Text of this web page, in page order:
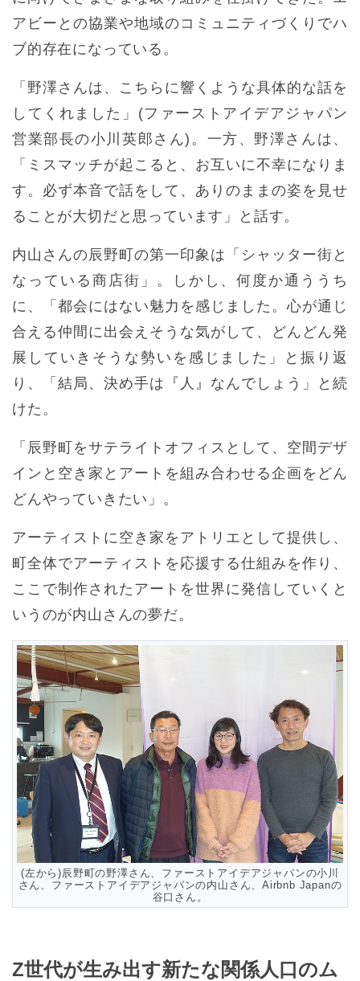
アビーとの協業や地域のコミュニティづくりでハ
ブ的存在になっている。
「野澤さんは、こちらに響くような具体的な話を
してくれました」(ファーストアイデアジャパン
営業部長の小川英郎さん)。一方、野澤さんは、
「ミスマッチが起こると、お互いに不幸になりま
す。必ず本音で話をして、ありのままの姿を見せ
ることが大切だと思っています」と話す。
内山さんの辰野町の第一印象は「シャッター街と
なっている商店街」。しかし、何度か通ううち
に、「都会にはない魅力を感じました。心が通じ
合える仲間に出会えそうな気がして、どんどん発
展していきそうな勢いを感じました」と振り返
り、「結局、決め手は『人』なんでしょう」と続
けた。
「辰野町をサテライトオフィスとして、空間デザ
インと空き家とアートを組み合わせる企画をどん
どんやっていきたい」。
アーティストに空き家をアトリエとして提供し、
町全体でアーティストを応援する仕組みを作り、
ここで制作されたアートを世界に発信していくと
いうのが内山さんの夢だ。
(左から)辰野町の野澤さん、ファーストアイデアジャパンの小川
さん、ファーストアイデアジャパンの内山さん、Airbnb Japanの
谷口さん。
Z世代が生み出す新たな関係人口のム